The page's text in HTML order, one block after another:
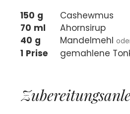
150 g
Cas­hew­mus
70 ml
Ahorn­si­rup
40 g Man­del­mehl
1 Pri­se gemah­le­ne